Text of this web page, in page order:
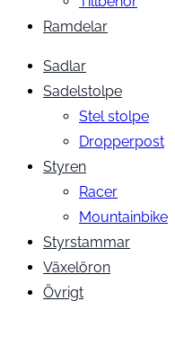
Ramdelar
Sadlar
Sadelstolpe
Stel stolpe
Dropperpost
Styren
Racer
Mountainbike
Styrstammar
Växelöron
Övrigt